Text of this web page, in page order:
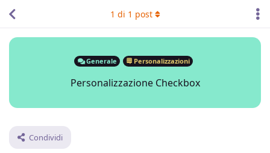
Generale Personalizzazioni
Personalizzazione Checkbox
Condividi
1 di 1 post